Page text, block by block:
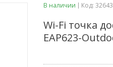
В наличии Код:
Wi-Fi точка
EAP623-